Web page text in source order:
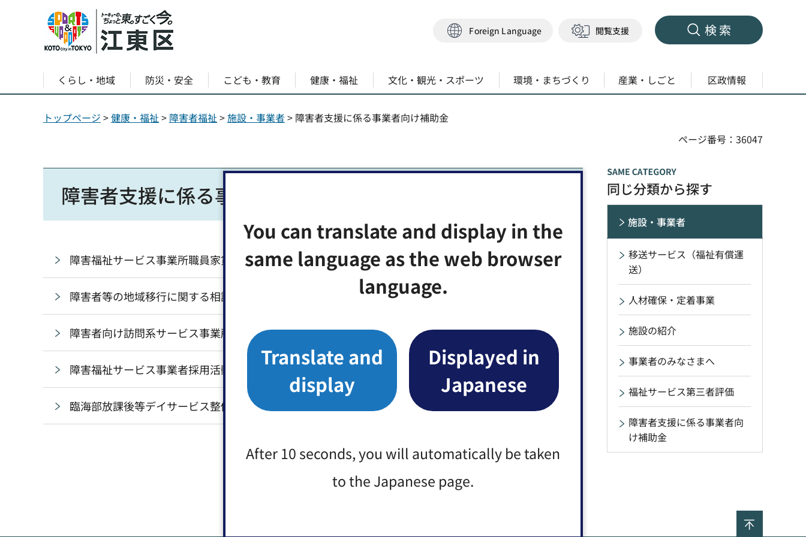
You can translate and display in the
same language as the web browser
language.
Translate and
display
Displayed in
Japanese
After 10 seconds, you will automatically be taken
to the Japanese page.
Foreign Language 閲覧支援 検索
くらし・地域 防災・安全 こども・教育 健康・福祉 文化・観光・スポーツ 環境・まちづくり 産業・しごと 区政情報
トップページ >健康・福祉 > 障害者福祉 >施設・事業者> 障害者支援に係る事業者向け補助金
ページ番号：36047
障害者支援に係る事業者向け補助金
障害福祉サービス事業所職員家賃支援事業補助金
障害者等の地域移行に関する相談連携支援補助金
障害者向け訪問系サービス事業所支援補助金
障害福祉サービス事業者採用活動費補助金
臨海部放課後等デイサービス整備促進事業補助金
同じ分類から探す
施設・事業者
移送サービス（福祉有償運
送）
人材確保・定着事業
施設の紹介
事業者のみなさまへ
福祉サービス第三者評価
障害者支援に係る事業者向
け補助金